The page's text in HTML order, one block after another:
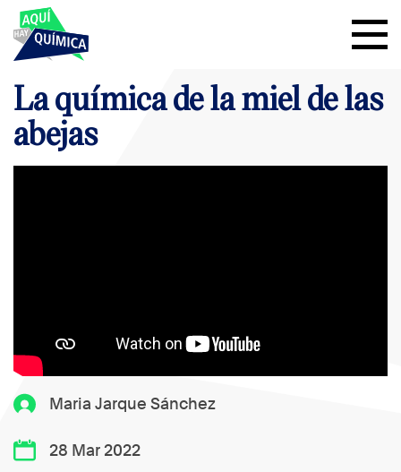
Maria Jarque Sánchez
28 Mar 2022
La química de la miel de las
abejas